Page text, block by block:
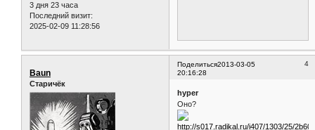
3 дня 23 часа
Последний визит:
2025-02-09 11:28:56
Поделиться 4
2013-03-05
20:16:28
Baun
Старичёк
hyper
Оно?